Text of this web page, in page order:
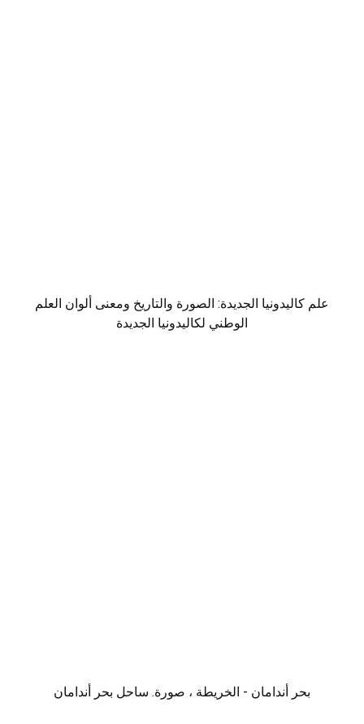
علم كاليدونيا الجديدة: الصورة والتاريخ ومعنى ألوان العلم
الوطني لكاليدونيا الجديدة
بحر أندامان - الخريطة ، صورة. ساحل بحر أندامان